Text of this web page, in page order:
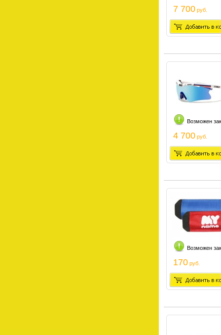
7 700 руб.
Возможен
4 700 руб.
Возможен
170 руб.